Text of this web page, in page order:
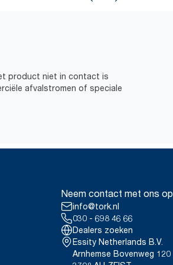
product niet in contact is
afvalstromen of speciale
Neem contact met ons op
info@tork.nl
030 - 698 46 66
Dealers zoeken
Essity Netherlands B.V.
Arnhemse Bovenweg 120